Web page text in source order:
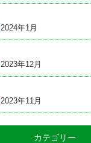
2024年1月
2023年12月
2023年11月
カテゴリー